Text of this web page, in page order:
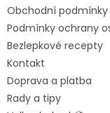
Obchodní podmínky
Podmínky ochrany
Bezlepkové recepty
Kontakt
Doprava a platba
Rady a tipy